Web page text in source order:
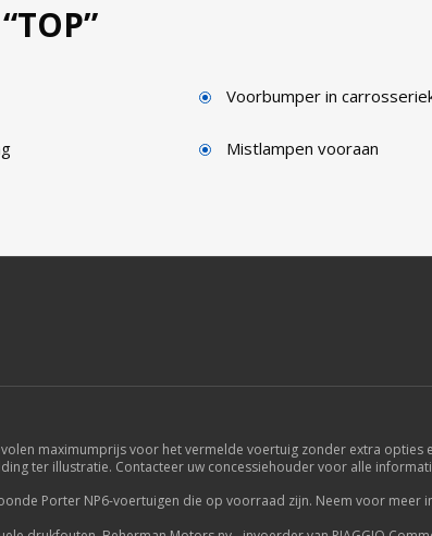
Voorbumper in
Mistlampen vooraan
maximumprijs voor het vermelde voertuig zonder extra
ter illustratie. Contacteer uw concessiehouder voor alle
Porter NP6-voertuigen die op voorraad zijn. Neem voor meer